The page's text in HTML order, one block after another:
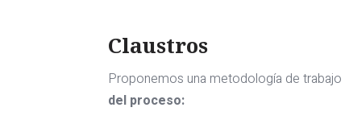
Claustros
Proponemos una metodología de trabajo
del proceso: